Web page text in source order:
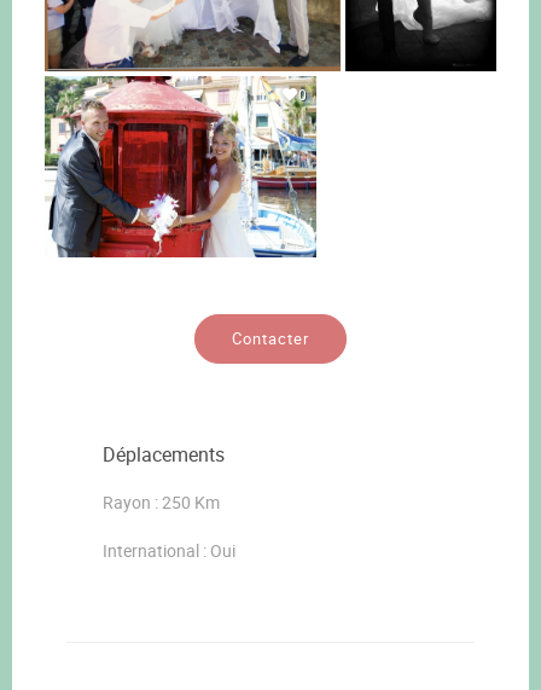
0
Contacter
Déplacements
Rayon : 250 Km
International : Oui